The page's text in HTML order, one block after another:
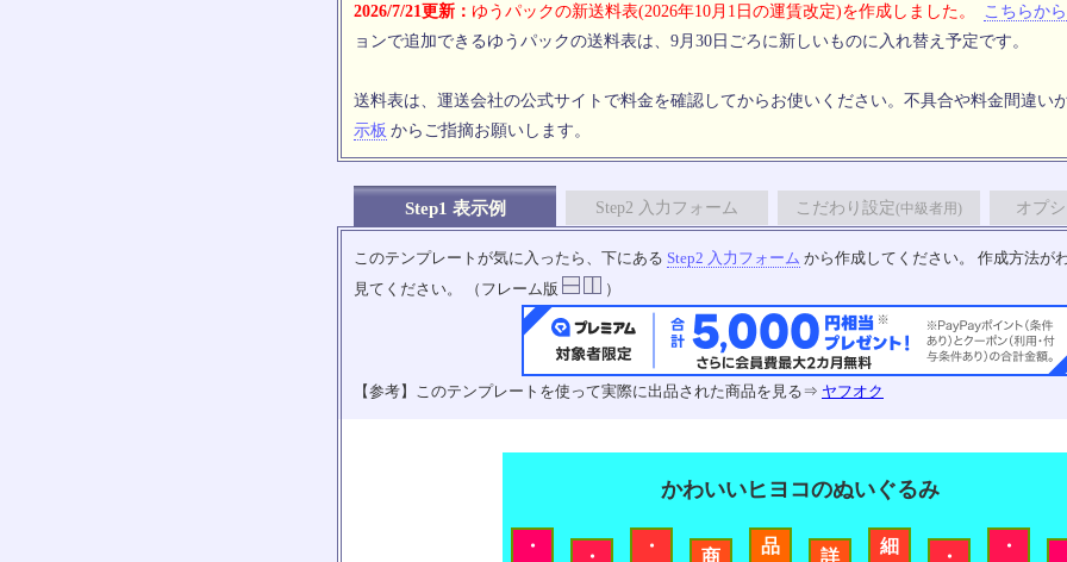
2026/7/21更新： ゆうパックの新送料表(2026年10月1日の運賃改定)を作成しました。
こちらか
ョンで追加できるゆうパックの送料表は、9月30日ごろに新しいものに入れ替え予定です。
送料表は、運送会社の公式サイトで料金を確認してからお使いください。不具合や料金間違い
示板 からご指摘お願いします。
Step1 表示例 Step2 入力フォーム こだわり設定(中級者用) オプ
このテンプレートが気に入ったら、下にある Step2 入力フォーム から作成してください。 作成方法が
見てください。 （フレーム版
）
【参考】このテンプレートを使って実際に出品された商品を見る⇒ ヤフオク
かわいいヒヨコのぬいぐるみ
・
・
・
商
品
詳
細
・
・